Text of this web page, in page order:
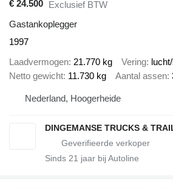
€ 24.500 Exclusief BTW
Gastankoplegger
1997
Laadvermogen 21.770 kg Vering
Netto gewicht 11.730 kg Aantal assen
Nederland, Hoogerheide
DINGEMANSE TRUCKS &
Sinds 21 jaar bij Autoline